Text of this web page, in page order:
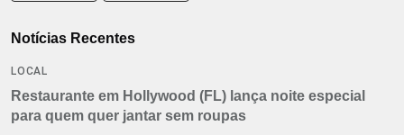
Notícias Recentes
LOCAL
Restaurante em Hollywood (FL) lança noite especial
para quem quer jantar sem roupas